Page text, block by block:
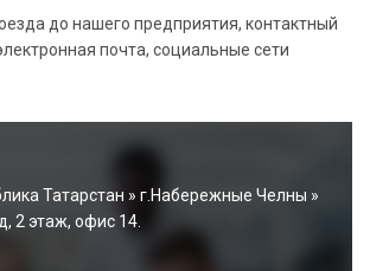
до нашего предприятия, контактный
почта, социальные сети
Татарстан » г.Набережные Челны »
2 этаж, офис 14.